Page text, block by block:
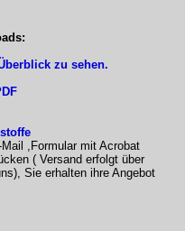
zu sehen.
,Formular mit Acrobat
( Versand erfolgt über
Sie erhalten ihre Angebot